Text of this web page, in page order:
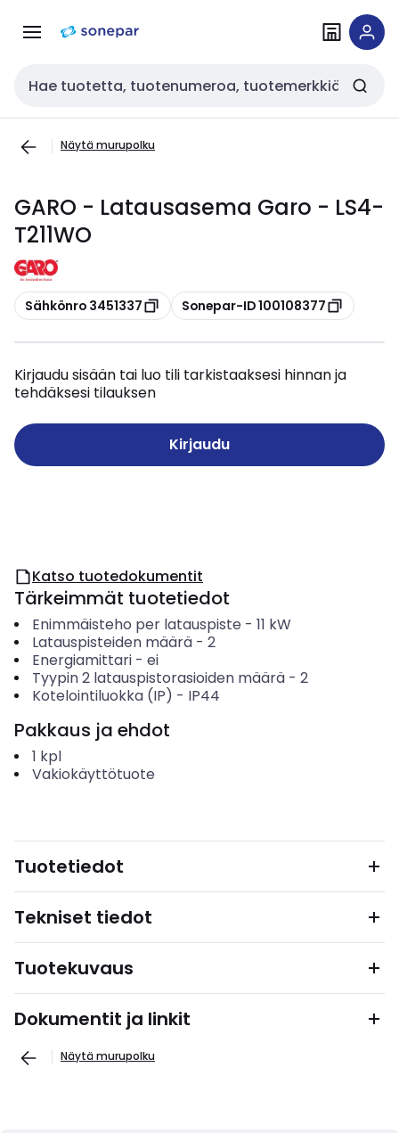
navigointiinsisältöön
Haku
Näytä murupolku
GARO - Latausasema Garo - LS4-
T211WO
Kopioi
Sähkönro 3451337 Kopioi
Sonepar-ID 100108377
Kirjaudu sisään tai luo tili tarkistaaksesi hinnan ja
tehdäksesi tilauksen
Kirjaudu
Katso tuotedokumentit
Tärkeimmät tuotetiedot
Enimmäisteho per latauspiste - 11 kW
Latauspisteiden määrä- 2
Energiamittari- ei
Tyypin 2 latauspistorasioiden määrä- 2
Kotelointiluokka (IP) - IP44
Pakkaus ja ehdot
1 kpl
Vakiokäyttötuote
Tuotetiedot
Tekniset tiedot
Tuotekuvaus
Dokumentit ja linkit
Näytä murupolku